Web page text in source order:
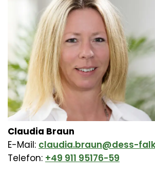
Claudia Braun
E-Mail: claudia.braun@dess-
Telefon: +49 911 95176-59